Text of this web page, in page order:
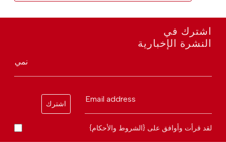
اشترك في
النشرة الإخبارية
نمي
Email address
اشترك
لقد قرأت وأوافق على {الشروط والأحكام}